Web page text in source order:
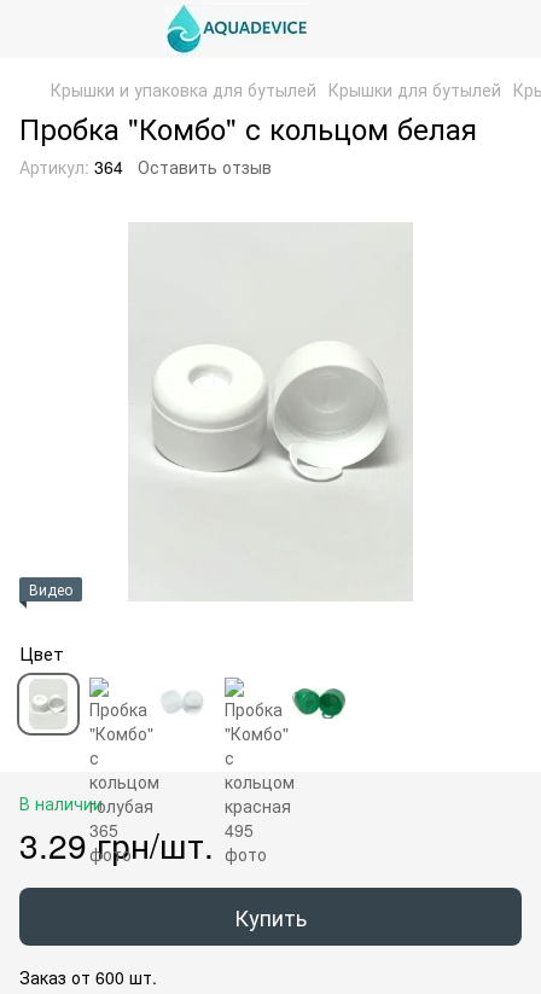
Крышки и упаковка для бутылей Крышки для бутылей
Пробка "Комбо" с кольцом белая
Артикул: 364 Оставить отзыв
Видео
Цвет
В наличии
3.29 грн/шт.
Купить
Заказ от 600 шт.